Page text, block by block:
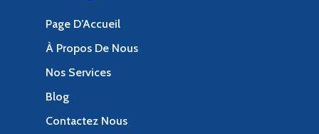
Page D’Accueil
À Propos De Nous
Nos Services
Blog
Contactez Nous